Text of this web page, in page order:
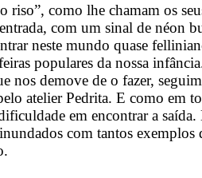
riso”, como lhe chamam os
com um sinal de néon
neste mundo quase
populares da nossa
nos demove de o fazer,
atelier Pedrita. E como em
em encontrar a saída.
com tantos